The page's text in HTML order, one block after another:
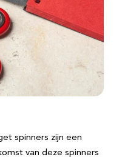
spinners zijn een
van deze spinners